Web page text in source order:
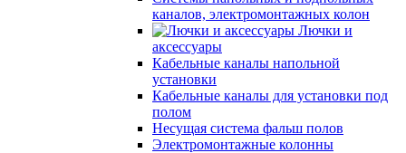
каналов, электромонтажных колон
Лючки и
аксессуары
Кабельные каналы напольной
установки
Кабельные каналы для установки под
полом
Несущая система фальш полов
Электромонтажные колонны